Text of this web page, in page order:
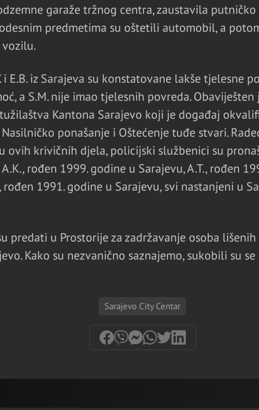
garaže tržnog centra, zaustavila
predmetima su oštetili automobil, a
i E.B. iz Sarajeva su konstatovane lakše tjelesne
a S.M. nije imao tjelesnih povreda.
Kantona Sarajevo koji je događaj
ponašanje i Oštećenje tuđe stvari.
ovih krivičnih djela, policijski službenici su
rođen 1999. godine u Sarajevu, A.T., rođen
rođen 1991. godine u Sarajevu, svi nastanjeni u
predati u Prostorije za zadržavanje osoba
Kako su nezvanično saznajemo, sukobili su
Sarajevo City Centar